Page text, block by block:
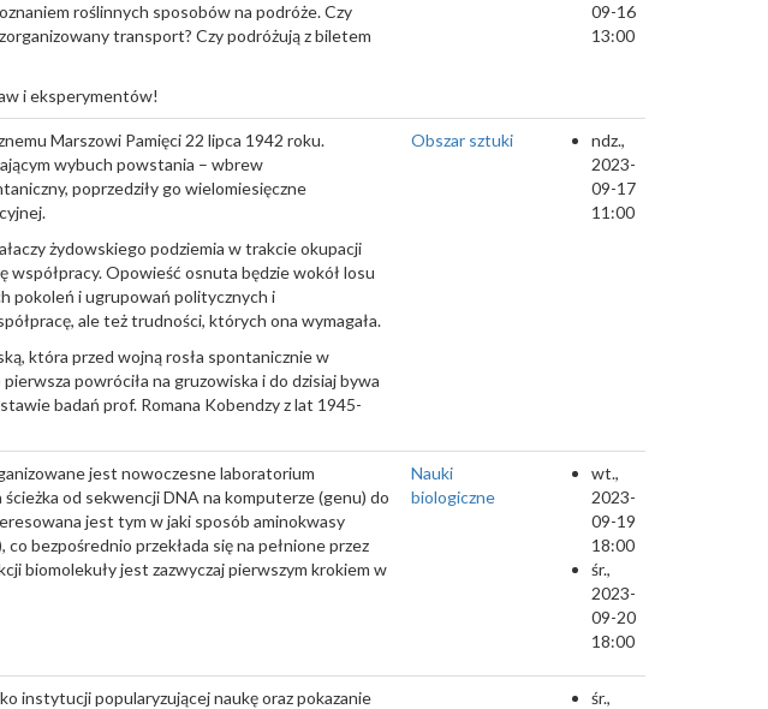
roślinnych sposobów na podróże. Czy
transport? Czy podróżują z biletem
i eksperymentów!
09-16
13:00
Marszowi Pamięci 22 lipca 1942 roku.
wybuch powstania – wbrew
poprzedziły go wielomiesięczne
żydowskiego podziemia w trakcie okupacji
współpracy. Opowieść osnuta będzie wokół losu
pokoleń i ugrupowań politycznych i
ale też trudności, których ona wymagała.
która przed wojną rosła spontanicznie w
powróciła na gruzowiska i do dzisiaj bywa
badań prof. Romana Kobendzy z lat 1945-
Obszar sztuki
ndz.,
2023-
09-17
11:00
jest nowoczesne laboratorium
od sekwencji DNA na komputerze (genu) do
jest tym w jaki sposób aminokwasy
bezpośrednio przekłada się na pełnione przez
biomolekuły jest zazwyczaj pierwszym krokiem w
Nauki
biologiczne
wt.,
2023-
09-19
18:00
śr.,
2023-
09-20
18:00
instytucji popularyzującej naukę oraz pokazanie
śr.,